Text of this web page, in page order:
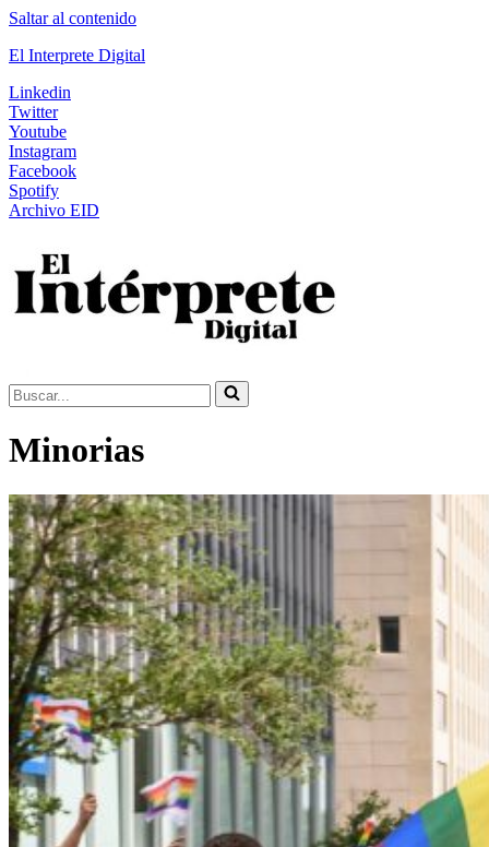
Saltar al contenido
El Interprete Digital
Linkedin
Twitter
Youtube
Instagram
Facebook
Spotify
Archivo EID
Buscar...
Minorias